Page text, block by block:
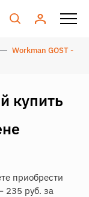
Workman GOST -
купить
приобрести
235 руб. за